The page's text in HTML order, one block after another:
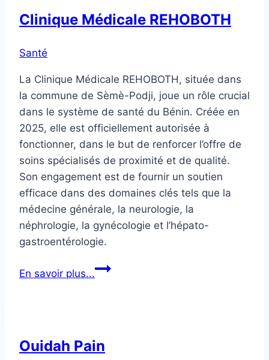
Clinique Médicale REHOBOTH
Santé
La Clinique Médicale REHOBOTH, située dans
la commune de Sèmè-Podji, joue un rôle crucial
dans le système de santé du Bénin. Créée en
2025, elle est officiellement autorisée à
fonctionner, dans le but de renforcer l’offre de
soins spécialisés de proximité et de qualité.
Son engagement est de fournir un soutien
efficace dans des domaines clés tels que la
médecine générale, la neurologie, la
néphrologie, la gynécologie et l’hépato-
gastroentérologie.
En savoir plus...Clinique
Ouidah Pain